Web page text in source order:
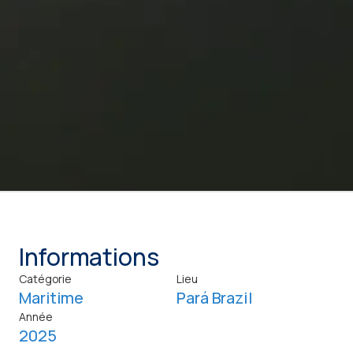
Informations
Catégorie
Maritime
Lieu
Pará Brazil
Année
2025